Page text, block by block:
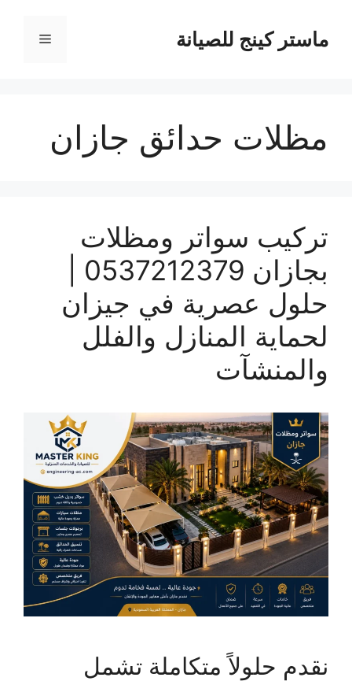
المحتوىماستر كينج للصيانة القائمة
مظلات حدائق جازان
تركيب سواتر ومظلات
حلول عصرية في جيزان
لحماية المنازل والفلل
والمنشآت
نقدم حلولاً متكاملة تشمل